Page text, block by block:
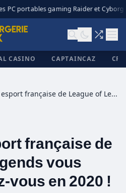
PC portables gaming Raider et Cyborg
CASINO CAPTAINCAZ
La scène esport française de League of Legends vous donne rendez-vous en 2020 !
française de
vous
vous en 2020 !